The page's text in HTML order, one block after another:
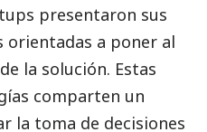
presentaron sus
orientadas a poner al
la solución. Estas
comparten un
la toma de decisiones